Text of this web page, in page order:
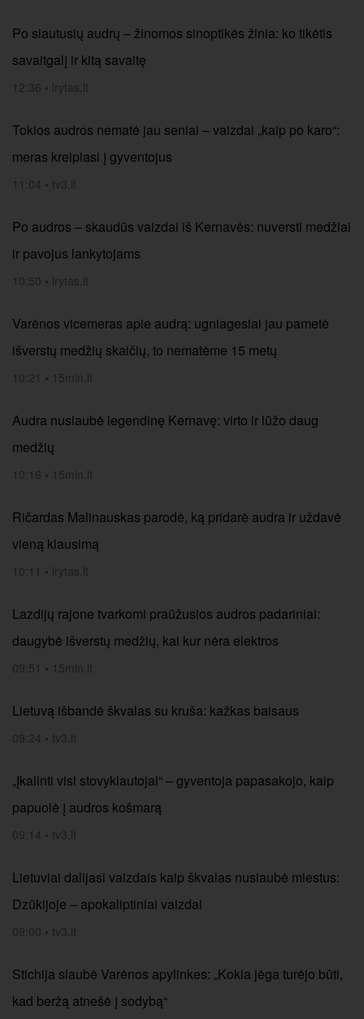
Po siautusių audrų – žinomos sinoptikės žinia: ko tikėtis
savaitgalį ir kitą savaitę
12:36 • lrytas.lt
Tokios audros nematė jau seniai – vaizdai „kaip po karo“:
meras kreipiasi į gyventojus
11:04 • tv3.lt
Po audros – skaudūs vaizdai iš Kernavės: nuversti medžiai
ir pavojus lankytojams
10:50 • lrytas.lt
Varėnos vicemeras apie audrą: ugniagesiai jau pametė
išverstų medžių skaičių, to nematėme 15 metų
10:21 • 15min.lt
Audra nusiaubė legendinę Kernavę: virto ir lūžo daug
medžių
10:16 • 15min.lt
Ričardas Malinauskas parodė, ką pridarė audra ir uždavė
vieną klausimą
10:11 • lrytas.lt
Lazdijų rajone tvarkomi praūžusios audros padariniai:
daugybė išverstų medžių, kai kur nėra elektros
09:51 • 15min.lt
Lietuvą išbandė škvalas su kruša: kažkas baisaus
09:24 • tv3.lt
„Įkalinti visi stovyklautojai“ – gyventoja papasakojo, kaip
papuolė į audros košmarą
09:14 • tv3.lt
Lietuviai dalijasi vaizdais kaip škvalas nusiaubė miestus:
Dzūkijoje – apokaliptiniai vaizdai
09:00 • tv3.lt
Stichija siaubė Varėnos apylinkes: „Kokia jėga turėjo būti,
kad beržą atnešė į sodybą“